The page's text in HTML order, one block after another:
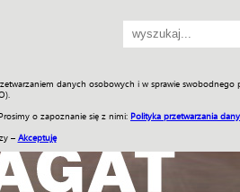
danych osobowych i w sprawie swobodnego
o zapoznanie się z nimi: Polityka przetwarzania
– Akceptuję
SKLEP Jednodniówki Praca